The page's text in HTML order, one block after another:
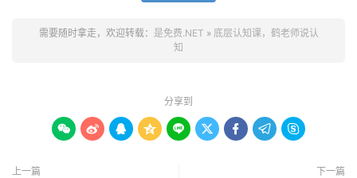
需要随时拿走，欢迎转载： 是免费.NET » 底层认知课，鹤老师说认
知
分享到
        
上一篇 下一篇